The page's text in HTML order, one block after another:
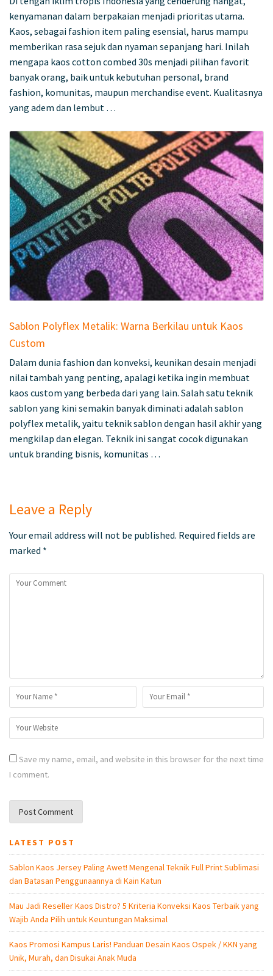
kenyamanan dalam berpakaian menjadi prioritas utama.
Kaos, sebagai fashion item paling esensial, harus mampu
memberikan rasa sejuk dan nyaman sepanjang hari. Inilah
mengapa kaos cotton combed 30s menjadi pilihan favorit
banyak orang, baik untuk kebutuhan personal, brand
fashion, komunitas, maupun merchandise event. Kualitasnya
yang adem dan lembut …
Sablon Polyflex Metalik: Warna Berkilau untuk Kaos
Custom
Dalam dunia fashion dan konveksi, keunikan desain menjadi
nilai tambah yang penting, apalagi ketika ingin membuat
kaos custom yang berbeda dari yang lain. Salah satu teknik
sablon yang kini semakin banyak diminati adalah sablon
polyflex metalik, yaitu teknik sablon dengan hasil akhir yang
mengkilap dan elegan. Teknik ini sangat cocok digunakan
untuk branding bisnis, komunitas …
Leave a Reply
Your email address will not be published. Required fields are
marked *
Save my name, email, and website in this browser for the next time
I comment.
LATEST POST
Sablon Kaos Jersey Paling Awet! Mengenal Teknik Full Print Sublimasi
dan Batasan Penggunaannya di Kain Katun
Mau Jadi Reseller Kaos Distro? 5 Kriteria Konveksi Kaos Terbaik yang
Wajib Anda Pilih untuk Keuntungan Maksimal
Kaos Promosi Kampus Laris! Panduan Desain Kaos Ospek / KKN yang
Unik, Murah, dan Disukai Anak Muda